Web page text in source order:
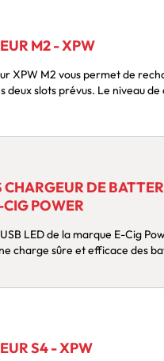
M2 - XPW
deux slots prévus. Le niveau
CHARGEUR DE
POWER
USB LED de la marque E-Cig
charge sûre et efficace des
S4 - XPW